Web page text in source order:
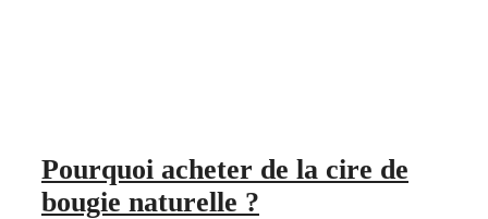
Pourquoi acheter de la cire de
bougie naturelle ?